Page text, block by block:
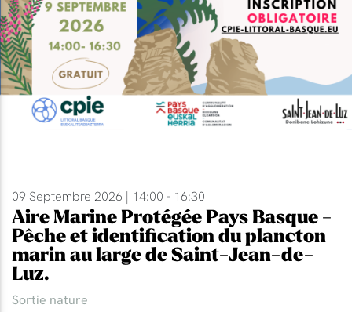
09 Septembre 2026 | 14:00 - 16:30
Aire Marine Protégée Pays Basque -
Pêche et identification du plancton
marin au large de Saint-Jean-de-
Luz.
Sortie nature